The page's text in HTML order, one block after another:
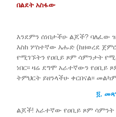
በልደት አስፋው
እንደምን ሰነበታችሁ ልጆች?
እስከ ሦስተኛው እሑድ (ከዘወረደ
የሚገኙትን የዐቢይ ጾም ሳምንታት
ነበር፡፡ ዛሬ ደግሞ አራተኛውን
ትምህርት ይዘንላችሁ ቀርበናል፡፡
፬.
ልጆች! አራተኛው የዐቢይ ጾም ሳምንት